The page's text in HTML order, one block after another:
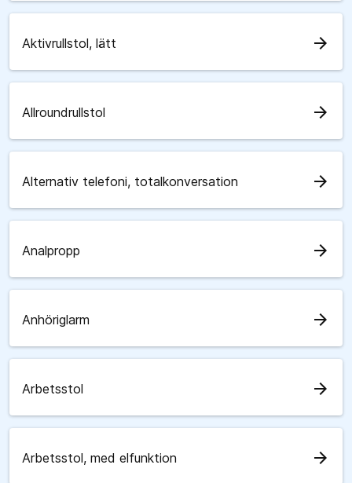
Aktivrullstol, lätt arrow_forward
Allroundrullstol arrow_forward
Alternativ telefoni, totalkonversation arrow_forward
Analpropp arrow_forward
Anhöriglarm arrow_forward
Arbetsstol arrow_forward
Arbetsstol, med elfunktion arrow_forward